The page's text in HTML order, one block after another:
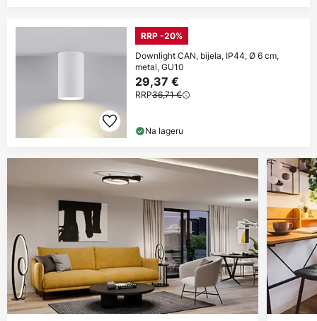
RRP -20%
Downlight CAN, bijela, IP44, Ø 6 cm,
metal, GU10
29,37 €
RRP36,71 €
Na lageru